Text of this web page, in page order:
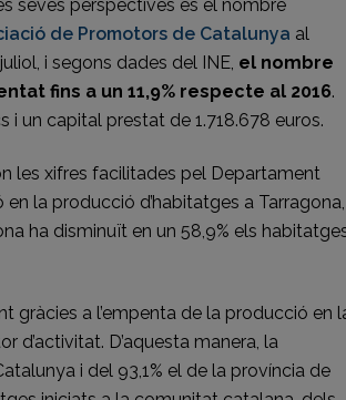
seves perspectives és el nombre
de Promotors de Catalunya al
i segons dades del INE, el nombre
fins a un 11,9% respecte al 2016.
un capital prestat de 1.718.678 euros.
les xifres facilitades pel Departament
la producció d’habitatges a Tarragona,
ha disminuït en un 58,9% els
gràcies a l’empenta de la producció en
d’activitat. D’aquesta manera, la
i del 93,1% el de la província de